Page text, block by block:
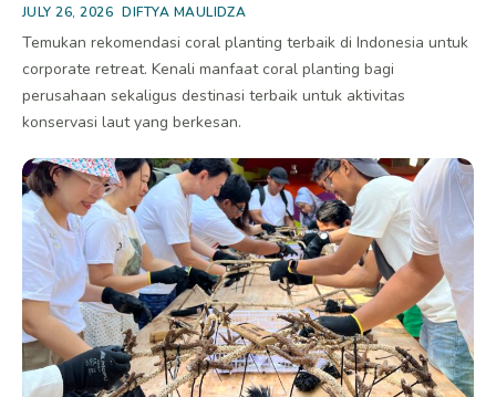
JULY 26, 2026 DIFTYA MAULIDZA
Temukan rekomendasi coral planting terbaik di Indonesia untuk
corporate retreat. Kenali manfaat coral planting bagi
perusahaan sekaligus destinasi terbaik untuk aktivitas
konservasi laut yang berkesan.